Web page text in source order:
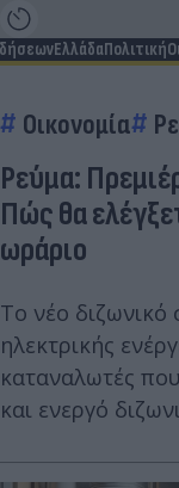
ΕλλάδαΠολιτική
Οικονομία
Ρεύμα:
Πώς θα
ωράριο
Το νέο
ηλεκτρικής
καταναλωτές
και ενεργό